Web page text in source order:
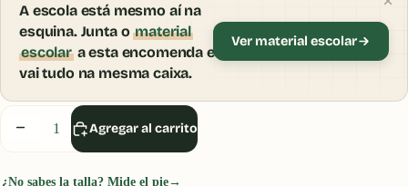
Inicia sesión para usar el Probador Virtual.
Iniciar sesión
Disminuir
Aumentar
A escola está mesmo aí na
esquina. Junta omaterial
escolara esta encomenda e
vai tudo na mesma caixa.
Ver material escolar
Agregar al carrito
¿No sabes la talla? Mide el pie→